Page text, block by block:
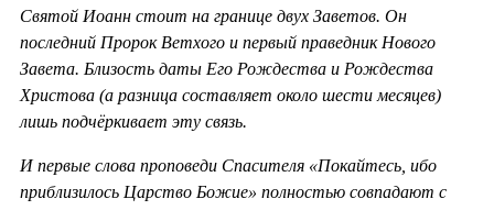
Святой Иоанн стоит на границе двух Заветов. Он
последний Пророк Ветхого и первый праведник Нового
Завета. Близость даты Его Рождества и Рождества
Христова (а разница составляет около шести месяцев)
лишь подчёркивает эту связь.
И первые слова проповеди Спасителя «Покайтесь, ибо
приблизилось Царство Божие» полностью совпадают с